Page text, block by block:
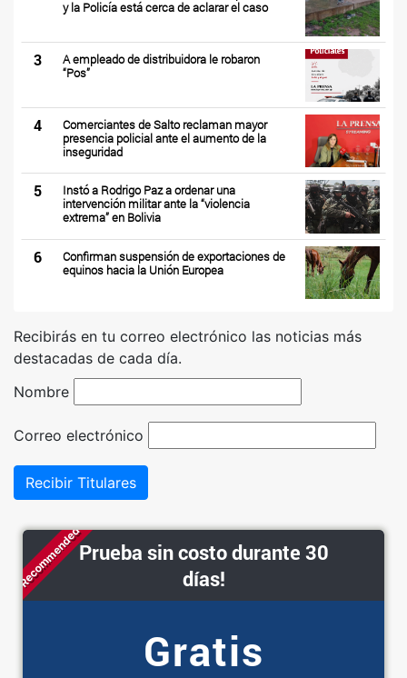
y la Policía está cerca de aclarar el caso
3
A empleado de distribuidora le robaron
“Pos”
4
Comerciantes de Salto reclaman mayor
presencia policial ante el aumento de la
inseguridad
5
Instó a Rodrigo Paz a ordenar una
intervención militar ante la “violencia
extrema” en Bolivia
6
Confirman suspensión de exportaciones de
equinos hacia la Unión Europea
Recibirás en tu correo electrónico las noticias más
destacadas de cada día.
Nombre
Correo electrónico
Recibir Titulares
RecommendedPrueba sin costo durante 30
días!
Gratis